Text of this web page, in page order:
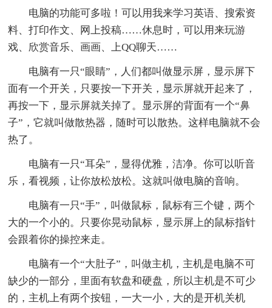
电脑的功能可多啦！可以用我来学习英语、搜索资
料、打印作文、网上投稿……休息时，可以用来玩游
戏、欣赏音乐、画画、上QQ聊天……
电脑有一只“眼睛”，人们都叫做显示屏，显示屏下
面有一个开关，只要按一下开关，显示屏就开起来了，
再按一下，显示屏就关掉了。显示屏的背面有一个“鼻
子”，它就叫做散热器，随时可以散热。这样电脑就不会
热了。
电脑有一只“耳朵”，显得优雅，洁净。你可以听音
乐，看视频，让你放松放松。这就叫做电脑的音响。
电脑有一只“手”，叫做鼠标，鼠标有三个键，两个
大的一个小的。只要你晃动鼠标，显示屏上的鼠标指针
会跟着你的操控来走。
电脑有一个“大肚子”，叫做主机，主机是电脑不可
缺少的一部分，里面有软盘和硬盘，所以主机是不可少
的，主机上有两个按钮，一大一小，大的是开机关机